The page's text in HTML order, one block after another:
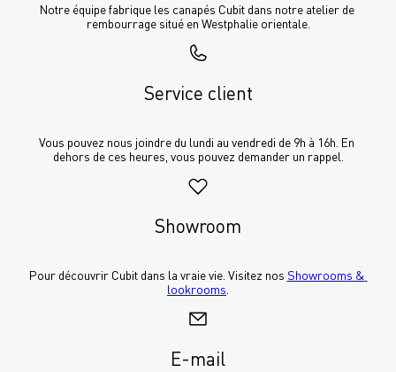
Notre équipe fabrique les canapés Cubit dans notre atelier de
rembourrage situé en Westphalie orientale.
Service client
Vous pouvez nous joindre du lundi au vendredi de 9h à 16h. En
dehors de ces heures, vous pouvez demander un rappel.
Showroom
Pour découvrir Cubit dans la vraie vie. Visitez nos Showrooms &
lookrooms
E-mail